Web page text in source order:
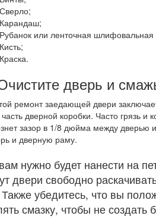
Сверло;
Карандаш;
Рубанок или ленточная
Кисть;
Краска.
дверь и
ремонт заедающей двери
дверной коробки. Часто грязь и
зазор в 1/8 дюйма между дверью
и дверную раму.
нужно будет нанести на
двери свободно
убедитесь, что вы
смазку, чтобы не создать